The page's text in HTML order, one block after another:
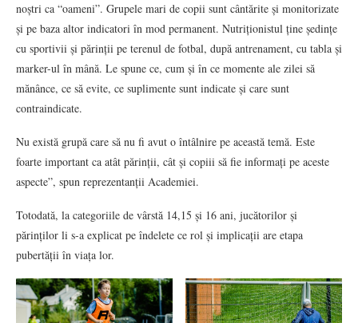
noștri ca “oameni”. Grupele mari de copii sunt cântărite și monitorizate
și pe baza altor indicatori în mod permanent. Nutriționistul ține ședințe
cu sportivii și părinții pe terenul de fotbal, după antrenament, cu tabla și
marker-ul în mână. Le spune ce, cum și în ce momente ale zilei să
mănânce, ce să evite, ce suplimente sunt indicate și care sunt
contraindicate.
Nu există grupă care să nu fi avut o întâlnire pe această temă. Este
foarte important ca atât părinții, cât și copiii să fie informați pe aceste
aspecte”, spun reprezentanții Academiei.
Totodată, la categoriile de vârstă 14,15 și 16 ani, jucătorilor și
părinților li s-a explicat pe îndelete ce rol și implicații are etapa
pubertății în viața lor.